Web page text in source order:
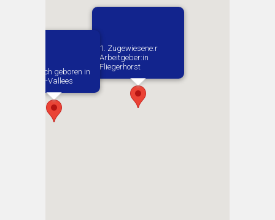
Vermutlich geboren in
Plaine-et-Vallees
1. Zugewiesene:r
Arbeitgeber:in​
Fliegerhorst